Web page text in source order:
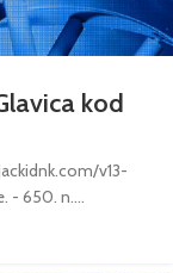
kod
v13-
- 650. n....